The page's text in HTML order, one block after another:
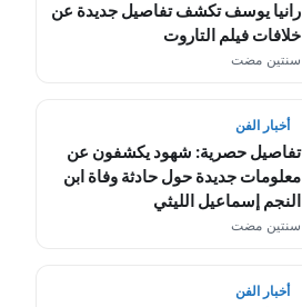
رانيا يوسف تكشف تفاصيل جديدة عن
خلافات فيلم التاروت
سنتين مضت
أخبار الفن
تفاصيل حصرية: شهود يكشفون عن
معلومات جديدة حول حادثة وفاة ابن
النجم إسماعيل الليثي
سنتين مضت
أخبار الفن